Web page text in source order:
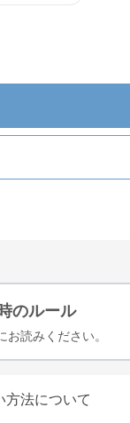
のルール
お読みください。
方法について